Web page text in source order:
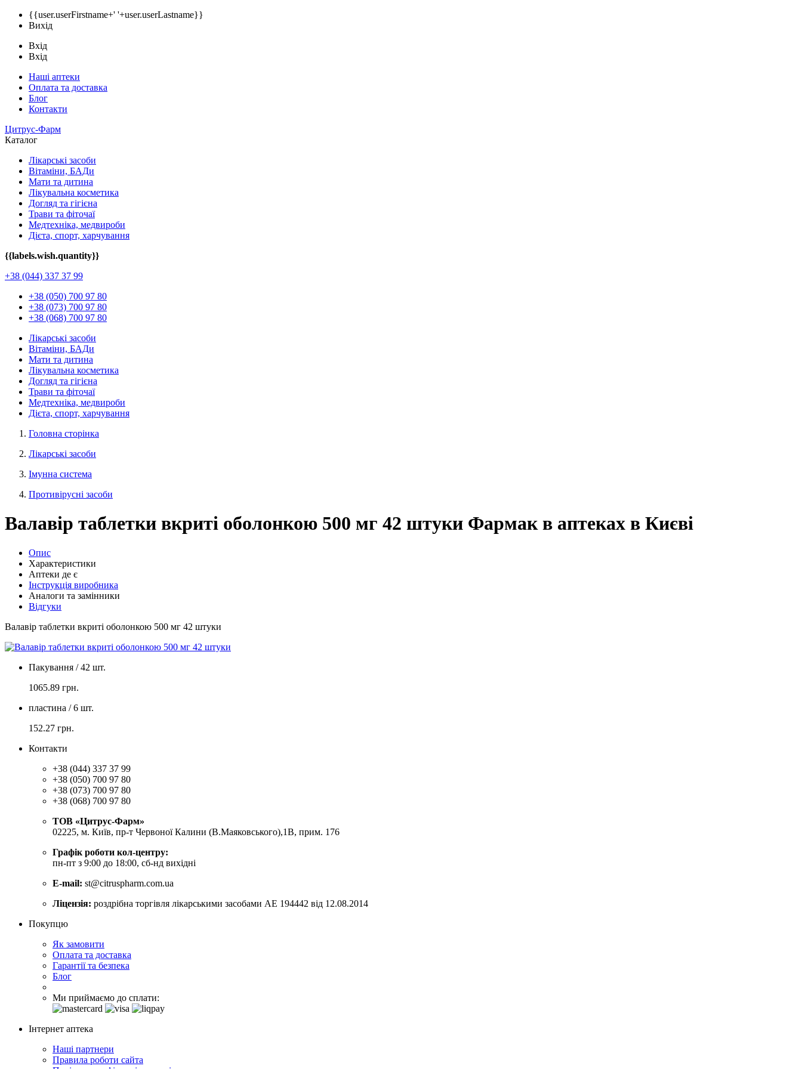
{{user.userFirstname+' '+user.userLastname}}
Вихід
Вхід
Вхід
Наші аптеки
Оплата та доставка
Блог
Контакти
Цитрус-Фарм
Каталог
Лікарські засоби
Вітаміни, БАДи
Мати та дитина
Лікувальна косметика
Догляд та гігієна
Трави та фіточаї
Медтехніка, медвироби
Дієта, спорт, харчування
{{labels.wish.quantity}}
+38 (044) 337 37 99
+38 (050) 700 97 80
+38 (073) 700 97 80
+38 (068) 700 97 80
Лікарські засоби
Вітаміни, БАДи
Мати та дитина
Лікувальна косметика
Догляд та гігієна
Трави та фіточаї
Медтехніка, медвироби
Дієта, спорт, харчування
Головна сторінка
Лікарські засоби
Імунна система
Противірусні засоби
Валавір таблетки вкриті оболонкою 500 мг 42 штуки Фармак в аптеках в Києві
Опис
Характеристики
Аптеки де є
Інструкція виробника
Аналоги та замінники
Відгуки
Валавір таблетки вкриті оболонкою 500 мг 42 штуки
Пакування / 42 шт.
1065.89 грн.
пластина / 6 шт.
152.27 грн.
Контакти
+38 (044) 337 37 99
+38 (050) 700 97 80
+38 (073) 700 97 80
+38 (068) 700 97 80
ТОВ «Цитрус-Фарм»
02225, м. Київ, пр-т Червоної Калини (В.Маяковського),1В, прим. 176
Графік роботи кол-центру:
пн-пт з 9:00 до 18:00, сб-нд вихідні
E-mail: st@citruspharm.com.ua
Ліцензія: роздрібна торгівля лікарськими засобами АЕ 194442 від 12.08.2014
Покупцю
Як замовити
Оплата та доставка
Гарантії та безпека
Блог
Ми приймаємо до сплати:
Інтернет аптека
Наші партнери
Правила роботи сайта